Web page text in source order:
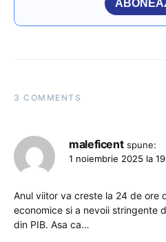
3 COMMENTS
maleficent spune:
1 noiembrie 2025 la
Anul viitor va creste la 24 de ore
economice si a nevoii stringente
din PIB. Asa ca…